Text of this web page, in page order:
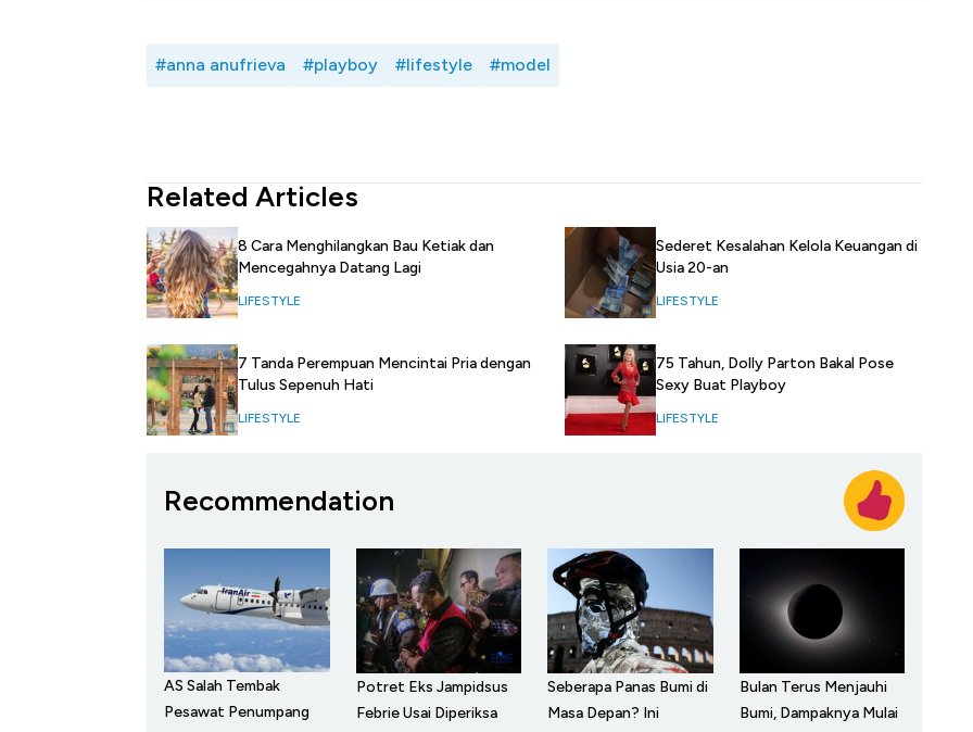
#anna anufrieva #playboy #lifestyle #model
Related Articles
8 Cara Menghilangkan Bau Ketiak dan
Mencegahnya Datang Lagi
LIFESTYLE
7 Tanda Perempuan Mencintai Pria dengan
Tulus Sepenuh Hati
LIFESTYLE
Sederet Kesalahan Kelola Keuangan di
Usia 20-an
LIFESTYLE
75 Tahun, Dolly Parton Bakal Pose
Sexy Buat Playboy
LIFESTYLE
Recommendation
AS Salah Tembak
Pesawat Penumpang
Potret Eks Jampidsus
Febrie Usai Diperiksa
Seberapa Panas Bumi di
Masa Depan? Ini
Bulan Terus Menjauhi
Bumi, Dampaknya Mulai